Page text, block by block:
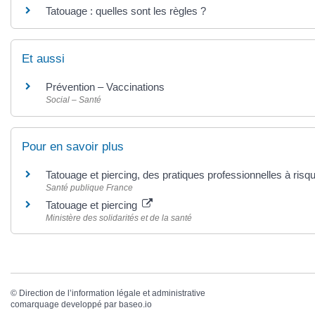
Tatouage : quelles sont les règles ?
Et aussi
Prévention – Vaccinations
Social – Santé
Pour en savoir plus
Tatouage et piercing, des pratiques professionnelles à
Santé publique France
Tatouage et piercing
Ministère des solidarités et de la santé
© Direction de l’information légale et administrative
comarquage developpé par baseo.io